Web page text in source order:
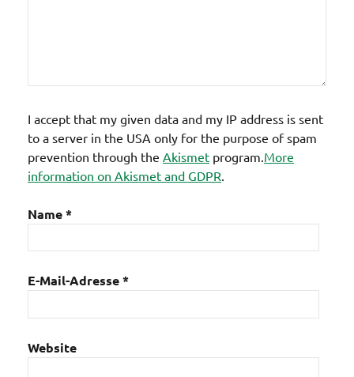
I accept that my given data and my IP address is sent
to a server in the USA only for the purpose of spam
prevention through the Akismet program. More
information on Akismet and GDPR
Name*
E-Mail-Adresse*
Website